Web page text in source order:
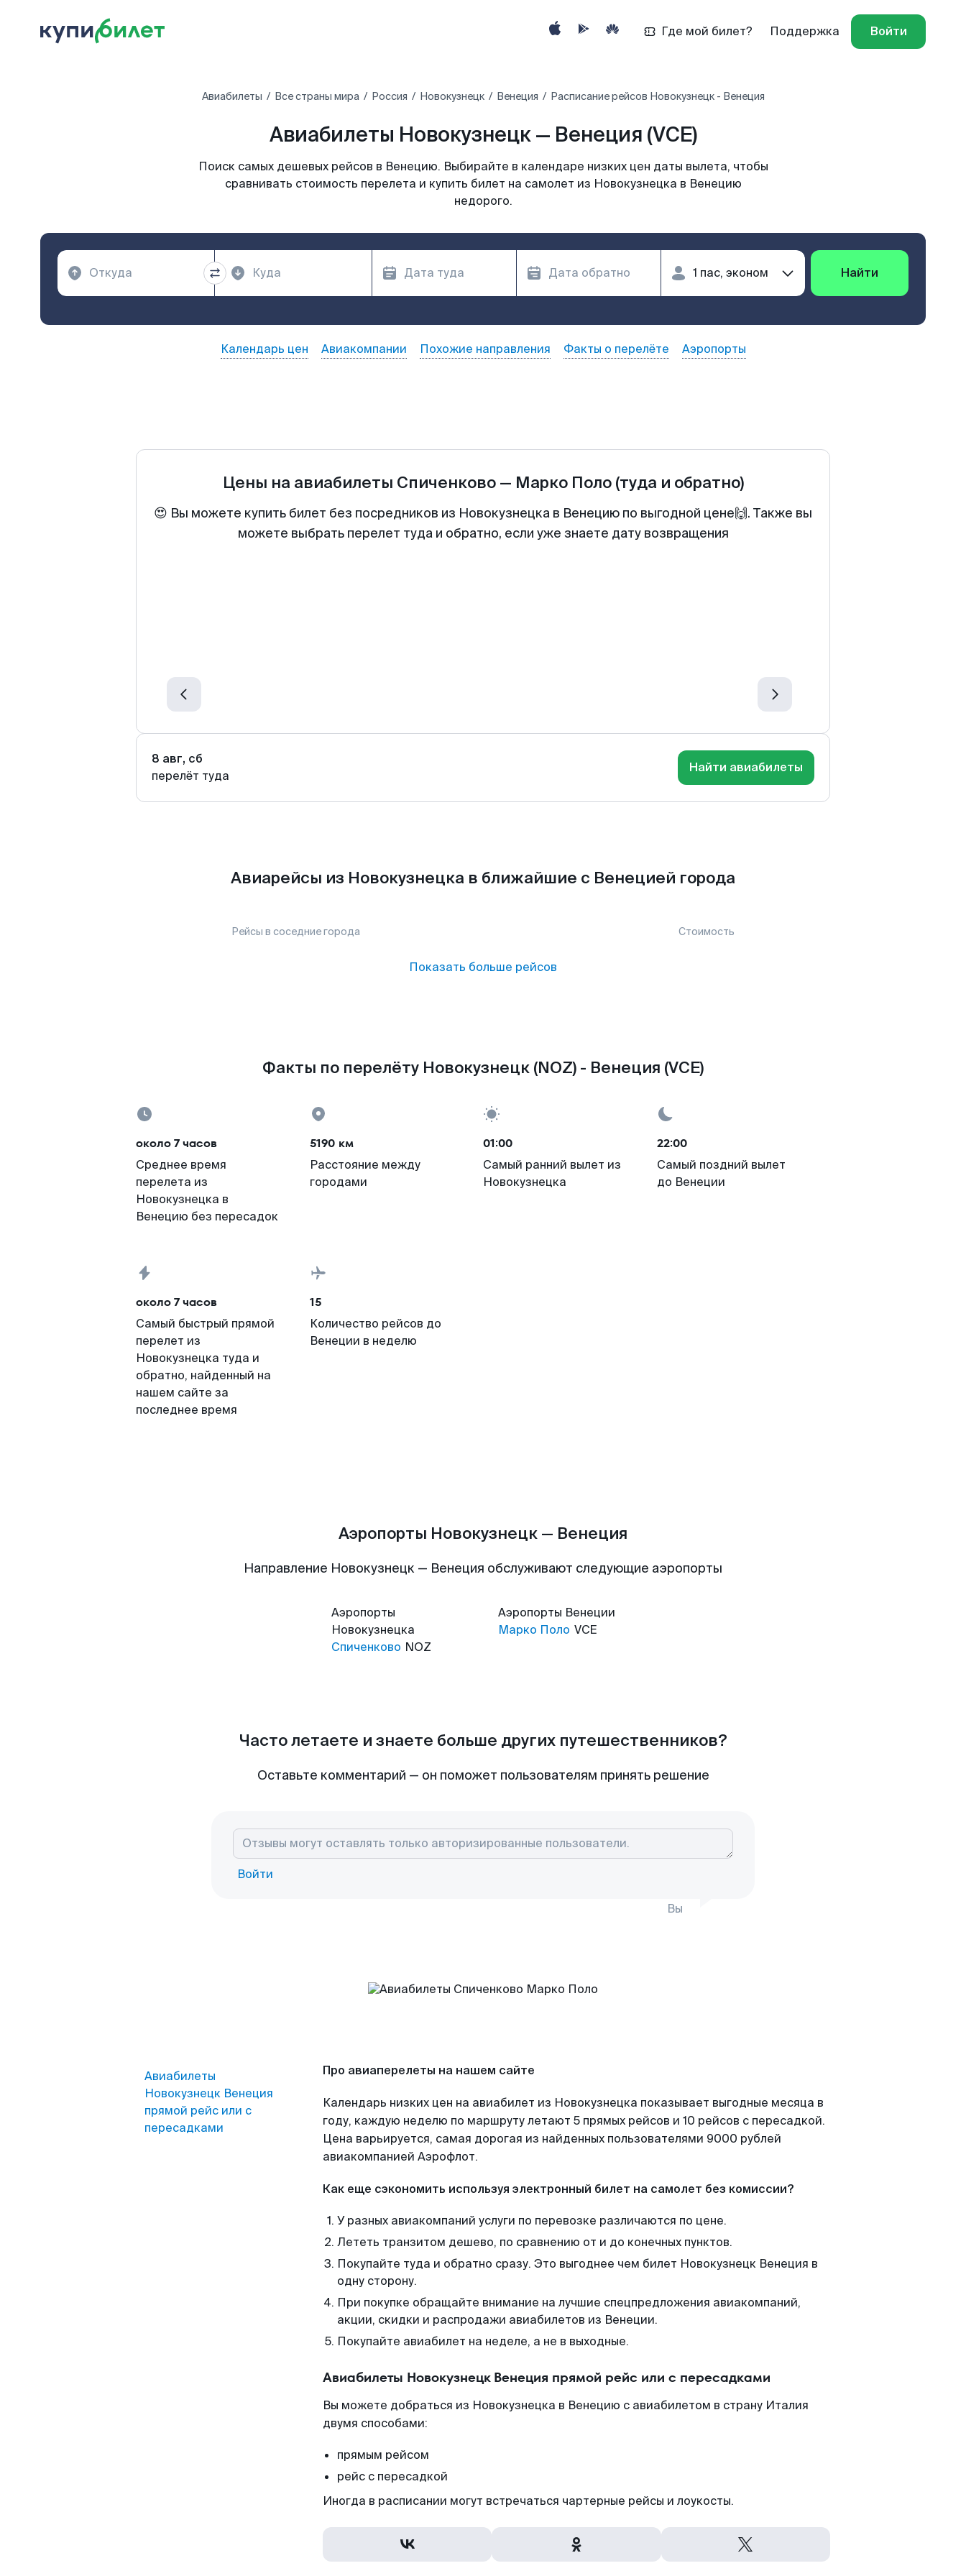
Где мой билет? Поддержка Войти
Авиабилеты Все страны мира Россия Новокузнецк Венеция Расписание рейсов Новокузнецк - Венеция
Авиабилеты Новокузнецк — Венеция (VCE)
Поиск самых дешевых рейсов в Венецию. Выбирайте в календаре низких цен даты вылета, чтобы
сравнивать стоимость перелета и купить билет на самолет из Новокузнецка в Венецию
недорого.
Найти
Календарь цен Авиакомпании Похожие направления Факты о перелёте Аэропорты
Цены на авиабилеты Спиченково— Марко Поло (туда и обратно)
😍 Вы можете купить билет без посредников из Новокузнецка в Венецию по выгодной цене🙌. Также вы
можете выбрать перелет туда и обратно, если уже знаете дату возвращения
8 авг, сб
перелёт туда
Найти авиабилеты
Авиарейсы из Новокузнецка в ближайшие с Венецией города
Рейсы в соседние города Стоимость
Показать больше рейсов
Факты по перелёту Новокузнецк (NOZ) - Венеция (VCE)
около 7 часов
Среднее время
перелета из
Новокузнецка в
Венецию без пересадок
5190 км
Расстояние между
городами
01:00
Самый ранний вылет из
Новокузнецка
22:00
Самый поздний вылет
до Венеции
около 7 часов
Самый быстрый прямой
перелет из
Новокузнецка туда и
обратно, найденный на
нашем сайте за
последнее время
15
Количество рейсов до
Венеции в неделю
Аэропорты Новокузнецк — Венеция
Направление Новокузнецк — Венеция обслуживают следующие аэропорты
Аэропорты
Новокузнецка
Спиченково NOZ
Аэропорты Венеции
Марко Поло VCE
Часто летаете и знаете больше других путешественников?
Оставьте комментарий — он поможет пользователям принять решение
Войти
Вы
Авиабилеты
Новокузнецк Венеция
прямой рейс или с
пересадками
Про авиаперелеты на нашем сайте
Календарь низких цен на авиабилет из Новокузнецка показывает выгодные месяца в
году, каждую неделю по маршруту летают 5 прямых рейсов и 10 рейсов с пересадкой.
Цена варьируется, самая дорогая из найденных пользователями 9000 рублей
авиакомпанией Аэрофлот.
Как еще сэкономить используя электронный билет на самолет без комиссии?
У разных авиакомпаний услуги по перевозке различаются по цене.
Лететь транзитом дешево, по сравнению от и до конечных пунктов.
Покупайте туда и обратно сразу. Это выгоднее чем билет Новокузнецк Венеция в
одну сторону.
При покупке обращайте внимание на лучшие спецпредложения авиакомпаний,
акции, скидки и распродажи авиабилетов из Венеции.
Покупайте авиабилет на неделе, а не в выходные.
Авиабилеты Новокузнецк Венеция прямой рейс или с пересадками
Вы можете добраться из Новокузнецка в Венецию с авиабилетом в страну Италия
двумя способами:
прямым рейсом
рейс с пересадкой
Иногда в расписании могут встречаться чартерные рейсы и лоукосты.